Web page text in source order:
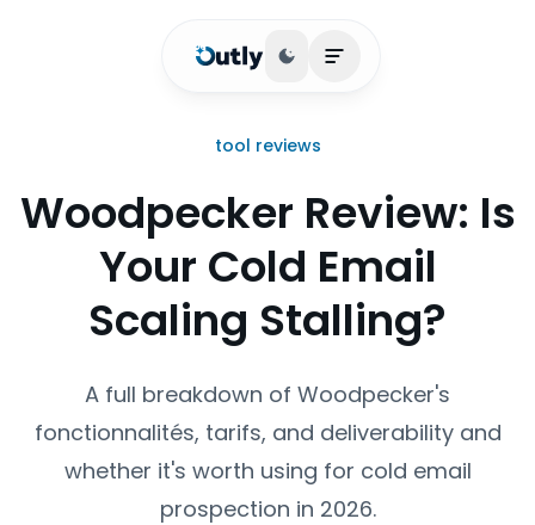
Basculer le thème
Ouvrir le menu
tool reviews
Woodpecker Review: Is
Your Cold Email
Scaling Stalling?
A full breakdown of Woodpecker's
fonctionnalités, tarifs, and deliverability and
whether it's worth using for cold email
prospection in 2026.